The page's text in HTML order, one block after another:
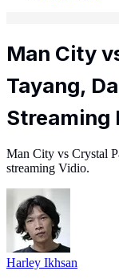
Man City
Tayang,
Streaming
Man City vs Crystal
streaming Vidio.
Harley Ikhsan